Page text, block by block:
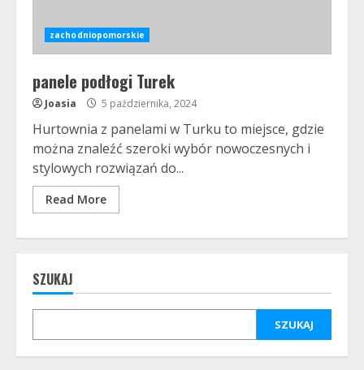
zachodniopomorskie
panele podłogi Turek
Joasia 5 października, 2024
Hurtownia z panelami w Turku to miejsce, gdzie
można znaleźć szeroki wybór nowoczesnych i
stylowych rozwiązań do...
Read More
SZUKAJ
SZUKAJ